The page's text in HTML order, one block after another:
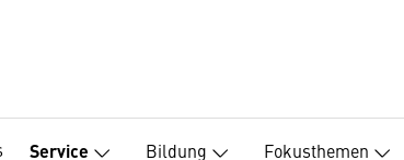
Service Bildung Fokusthemen